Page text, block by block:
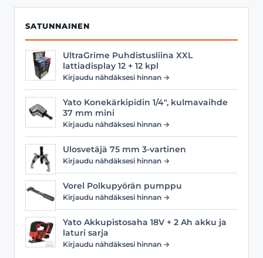
SATUNNAINEN
UltraGrime Puhdistusliina XXL
lattiadisplay 12 + 12 kpl
Kirjaudu nähdäksesi hinnan →
Yato Konekärkipidin 1/4", kulmavaihde
37 mm mini
Kirjaudu nähdäksesi hinnan →
Ulosvetäjä 75 mm 3-vartinen
Kirjaudu nähdäksesi hinnan →
Vorel Polkupyörän pumppu
Kirjaudu nähdäksesi hinnan →
Yato Akkupistosaha 18V + 2 Ah akku ja
laturi sarja
Kirjaudu nähdäksesi hinnan →